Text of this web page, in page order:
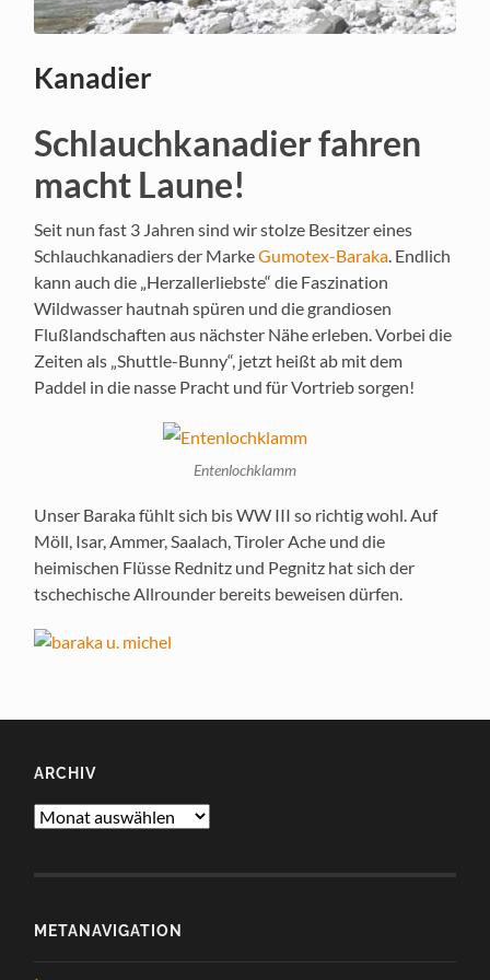
Kanadier
Schlauchkanadier fahren
macht Laune!
Seit nun fast 3 Jahren sind wir stolze Besitzer eines
Schlauchkanadiers der MarkeGumotex-Baraka. Endlich
kann auch die „Herzallerliebste“ die Faszination
Wildwasser hautnah spüren und die grandiosen
Flußlandschaften aus nächster Nähe erleben. Vorbei die
Zeiten als „Shuttle-Bunny“, jetzt heißt ab mit dem
Paddel in die nasse Pracht und für Vortrieb sorgen!
Entenlochklamm
Unser Baraka fühlt sich bis WW III so richtig wohl. Auf
Möll, Isar, Ammer, Saalach, Tiroler Ache und die
heimischen Flüsse Rednitz und Pegnitz hat sich der
tschechische Allrounder bereits beweisen dürfen.
ARCHIV
Archiv
METANAVIGATION